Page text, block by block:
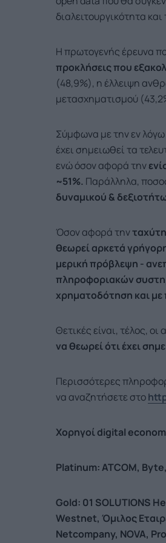
διαλειτουργικότητα
Η πρωτογενής έρευνα
προκλήσεις που
(48,9%), η έλλειψη
μετασχηματισμού
Σύμφωνα με την εν
έχει σημειωθεί τα
ενώ όσον αφορά την
~51%. Παράλληλα,
δυναμικού &
Όσον αφορά την
θεωρεί αρκετά
μερική πρόβλεψη -
πληροφοριακών
χρηματοδότηση και
Θετικές είναι, τέλος, οι
να θεωρεί ότι έχει
Περισσότερες
να αναζητήσετε στο
Χορηγοίdigital
Platinum: ATCOM,
Gold: 01 SOLUTIONS
Westnet, Όμιλος
Netcompany, NOVA,